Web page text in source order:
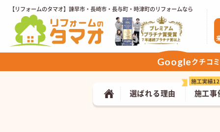
【リフォームのタマオ】諫早市・長崎市・長与町・時津町のリフォームなら
施工事
選ばれる理由
Googleクチコ